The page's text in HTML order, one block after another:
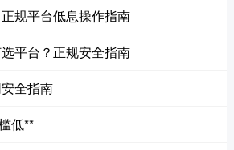
规平台低息操作指南
平台？正规安全指南
全指南
低**